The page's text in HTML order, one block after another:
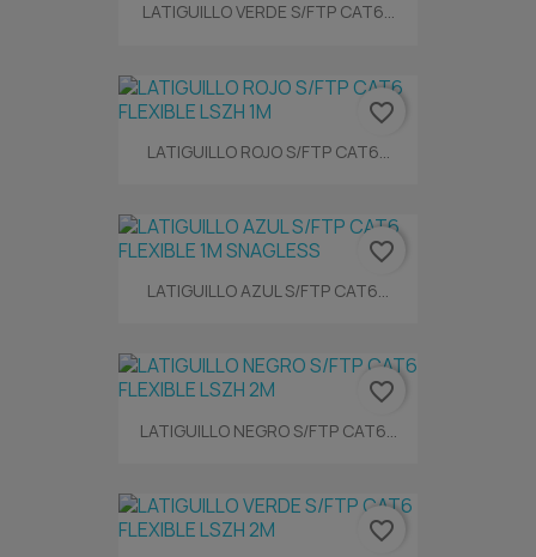
LATIGUILLO VERDE S/FTP CAT6...
LATIGUILLO ROJO S/FTP CAT6...
favorite_border
LATIGUILLO AZUL S/FTP CAT6...
favorite_border
LATIGUILLO NEGRO S/FTP CAT6...
favorite_border
favorite_border